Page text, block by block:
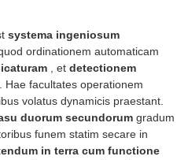
systema ingeniosum
ordinationem automaticam
, et detectionem
Hae facultates operationem
volatus dynamicis praestant.
duorum secundorum gradum
funem statim secare in
in terra cum functione